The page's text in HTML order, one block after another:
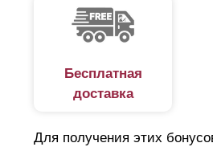
Бесплатная
доставка
Для получения этих